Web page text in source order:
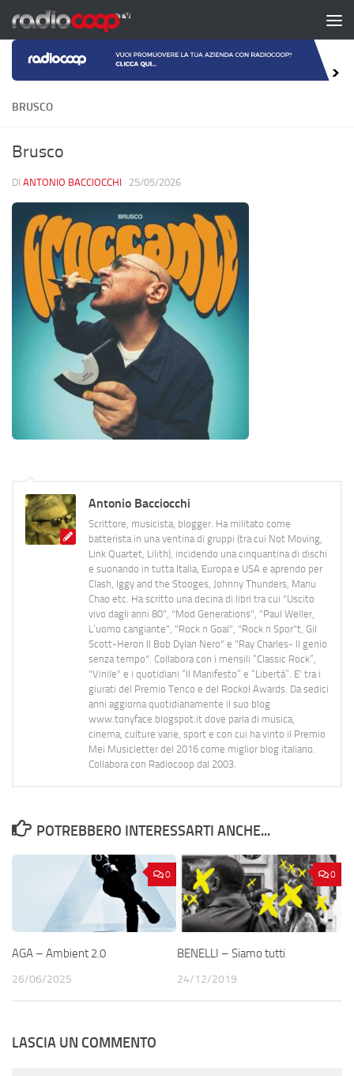
Salta al contenuto
BRUSCO
Brusco
DI ANTONIO BACCIOCCHI · 25/05/2026
Antonio Bacciocchi
Scrittore, musicista, blogger. Ha militato come
batterista in una ventina di gruppi (tra cui Not Moving,
Link Quartet, Lilith), incidendo una cinquantina di dischi
e suonando in tutta Italia, Europa e USA e aprendo per
Clash, Iggy and the Stooges, Johnny Thunders, Manu
Chao etc. Ha scritto una decina di libri tra cui "Uscito
vivo dagli anni 80", "Mod Generations", "Paul Weller,
L’uomo cangiante", "Rock n Goal", "Rock n Spor"t, Gil
Scott-Heron Il Bob Dylan Nero" e "Ray Charles- Il genio
senza tempo". Collabora con i mensili “Classic Rock”,
"Vinile" e i quotidiani “Il Manifesto” e “Libertà”. E' tra i
giurati del Premio Tenco e del Rockol Awards. Da sedici
anni aggiorna quotidianamente il suo blog
www.tonyface.blogspot.it dove parla di musica,
cinema, culture varie, sport e con cui ha vinto il Premio
Mei Musicletter del 2016 come miglior blog italiano.
Collabora con Radiocoop dal 2003.
POTREBBERO INTERESSARTI ANCHE...
0
AGA – Ambient 2.0
26/06/2025
0
BENELLI – Siamo tutti
24/12/2019
LASCIA UN COMMENTO